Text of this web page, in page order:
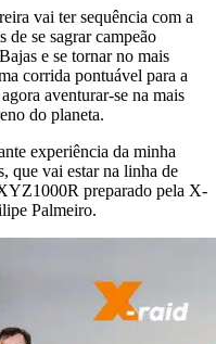
vai ter sequência com a
se sagrar campeão
e se tornar no mais
corrida pontuável para a
aventurar-se na mais
do planeta.
experiência da minha
que vai estar na linha de
preparado pela X-
Palmeiro.